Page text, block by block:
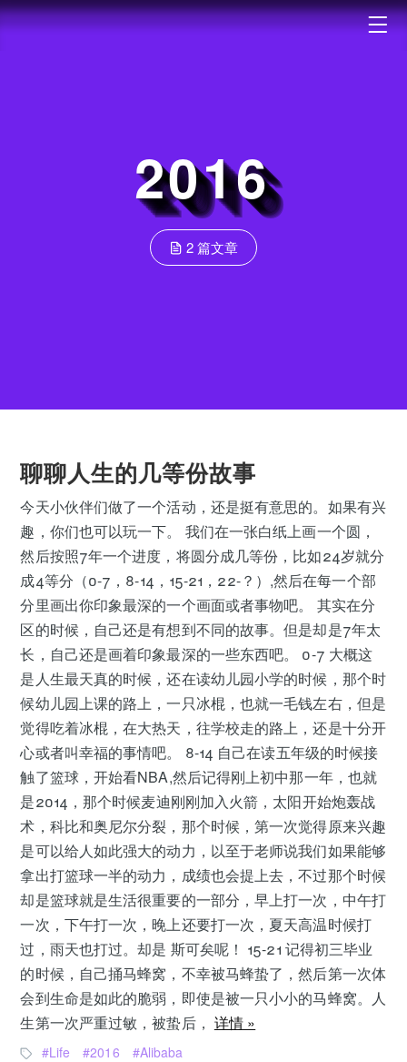
2016
2 篇文章
聊聊人生的几等份故事
今天小伙伴们做了一个活动，还是挺有意思的。如果有兴
趣，你们也可以玩一下。 我们在一张白纸上画一个圆，
然后按照7年一个进度，将圆分成几等份，比如24岁就分
成4等分（0-7，8-14，15-21，22-？）,然后在每一个部
分里画出你印象最深的一个画面或者事物吧。 其实在分
区的时候，自己还是有想到不同的故事。但是却是7年太
长，自己还是画着印象最深的一些东西吧。 0-7 大概这
是人生最天真的时候，还在读幼儿园小学的时候，那个时
候幼儿园上课的路上，一只冰棍，也就一毛钱左右，但是
觉得吃着冰棍，在大热天，往学校走的路上，还是十分开
心或者叫幸福的事情吧。 8-14 自己在读五年级的时候接
触了篮球，开始看NBA,然后记得刚上初中那一年，也就
是2014，那个时候麦迪刚刚加入火箭，太阳开始炮轰战
术，科比和奥尼尔分裂，那个时候，第一次觉得原来兴趣
是可以给人如此强大的动力，以至于老师说我们如果能够
拿出打篮球一半的动力，成绩也会提上去，不过那个时候
却是篮球就是生活很重要的一部分，早上打一次，中午打
一次，下午打一次，晚上还要打一次，夏天高温时候打
过，雨天也打过。却是 斯可矣呢！ 15-21 记得初三毕业
的时候，自己捅马蜂窝，不幸被马蜂蛰了，然后第一次体
会到生命是如此的脆弱，即使是被一只小小的马蜂窝。人
生第一次严重过敏，被蛰后， 详情 »
Life 2016 Alibaba